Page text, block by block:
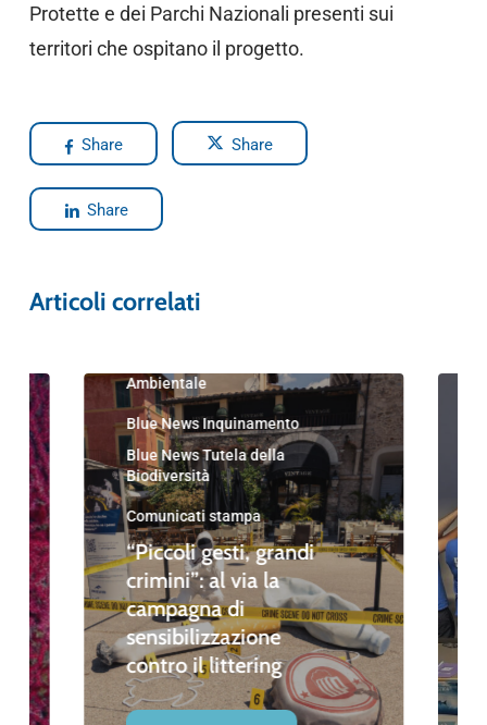
Protette e dei Parchi Nazionali presenti sui
territori che ospitano il progetto.
Share Share
Share
Articoli correlati
Ambientale
Blue News Inquinamento
Blue News Tutela della
Biodiversità
Comunicati stampa
“Piccoli gesti, grandi
crimini”: al via la
campagna di
sensibilizzazione
contro il littering